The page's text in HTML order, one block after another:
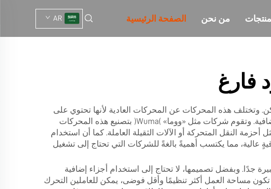
الصفحة الرئيسية من نحن AR
فارغ
وتختلف هذه المحركات عن المحركات العادية لأنها تحتوي على
فتحة في منتصف العمود. وهذه الفتحة تُسهّل تركيب المحرك على أجزاء أخرى دون الحاجة إلى مكونات إضافية. وتقوم شركات مثل «ووما» (Wuma) بتصنيع هذه المحركات
النقل المتحركة أو الآلات الثقيلة العاملة. كما أن استخدام
مما يكتسب أهميةً بالغةً للشركات التي تحتاج إلى تشغيل
جدًا. وبفضل تصميمها، لا تحتاج إلى استخدام أجزاء إضافية
تكون مساحة العمل أكثر تنظيمًا وأقل فوضى، يمكن للعاملين التحرك